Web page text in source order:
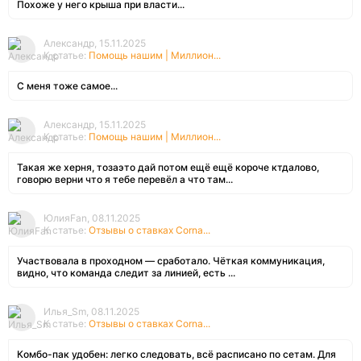
Похоже у него крыша при власти...
Александр, 15.11.2025
К статье: Помощь нашим | Миллион...
С меня тоже самое...
Александр, 15.11.2025
К статье: Помощь нашим | Миллион...
Такая же херня, тозаэто дай потом ещё ещё короче ктдалово,
говорю верни что я тебе перевёл а что там...
ЮлияFan, 08.11.2025
К статье: Отзывы о ставках Corna...
Участвовала в проходном — сработало. Чёткая коммуникация,
видно, что команда следит за линией, есть ...
Илья_Sm, 08.11.2025
К статье: Отзывы о ставках Corna...
Комбо-пак удобен: легко следовать, всё расписано по сетам. Для